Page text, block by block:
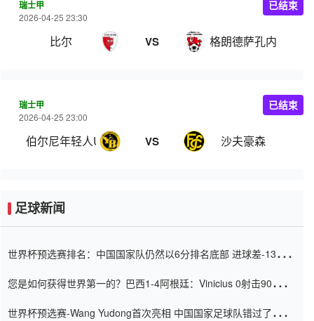
瑞士甲
2026-04-25 23:30
比尔 VS 格朗德萨孔内
已结束
瑞士甲
2026-04-25 23:00
伯尔尼年轻人U21 VS 沙夫豪森
已结束
足球新闻
世界杯预选赛排名：中国国家队仍然以6分排名底部 进球差-13令人
您是如何获得世界第一的？巴西1-4阿根廷：Vinicius 0射击90分钟
世界杯预选赛-Wang Yudong首次亮相 中国国家足球队错过了世界